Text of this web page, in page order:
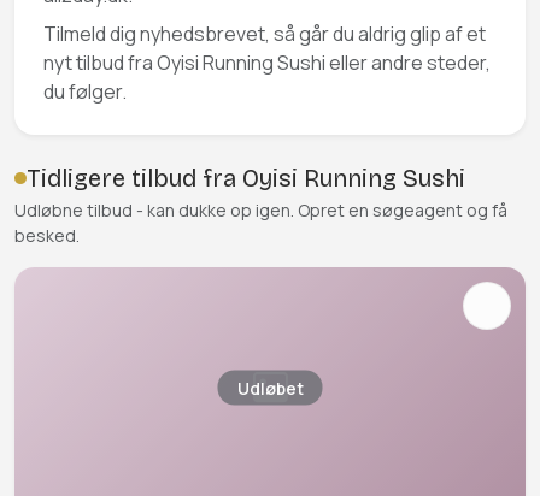
Tilmeld dig nyhedsbrevet, så går du aldrig glip af et
nyt tilbud fra Oyisi Running Sushi eller andre steder,
du følger.
Tidligere tilbud fra Oyisi Running Sushi
Udløbne tilbud - kan dukke op igen. Opret en søgeagent og få
besked.
Udløbet